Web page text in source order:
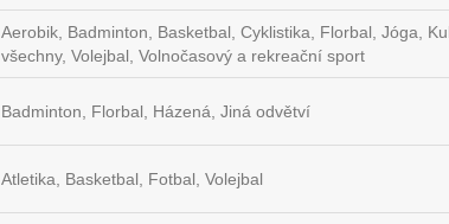
Aerobik, Badminton, Basketbal, Cyklistika, Florbal, Jóga,
všechny, Volejbal, Volnočasový a rekreační sport
Badminton, Florbal, Házená, Jiná odvětví
Atletika, Basketbal, Fotbal, Volejbal